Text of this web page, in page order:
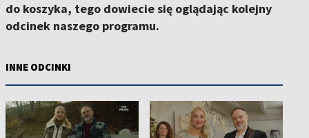
do koszyka, tego dowiecie się oglądając kolejny
odcinek naszego programu.
INNE ODCINKI